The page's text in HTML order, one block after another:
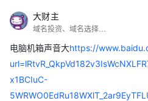
大财主
电脑机箱声音大https://
x1BCIuC-